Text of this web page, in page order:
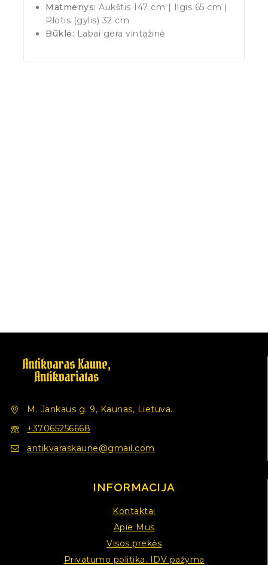
Matmenys: Aukštis 147 cm | Ilgis 65 cm |
Plotis (gylis) 32 cm
Būklė: Labai gera vintažinė
M. Jankaus g. 9, Kaunas, Lietuva.
+37065256668
antikvaraskaune@gmail.com
INFORMACIJA
Kontaktai
Apie Mus
Visos prekės
Privatumo politika. IDV pažyma